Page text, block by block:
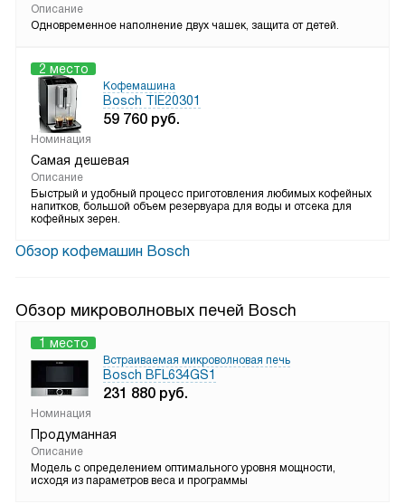
Описание
Одновременное наполнение двух чашек, защита от детей.
2 место
Кофемашина
Bosch TIE20301
59 760 руб.
Номинация
Самая дешевая
Описание
Быстрый и удобный процесс приготовления любимых кофейных
напитков, большой объем резервуара для воды и отсека для
кофейных зерен.
Обзор кофемашин Bosch
Обзор микроволновых печей Bosch
1 место
Встраиваемая микроволновая печь
Bosch BFL634GS1
231 880 руб.
Номинация
Продуманная
Описание
Модель с определением оптимального уровня мощности,
исходя из параметров веса и программы